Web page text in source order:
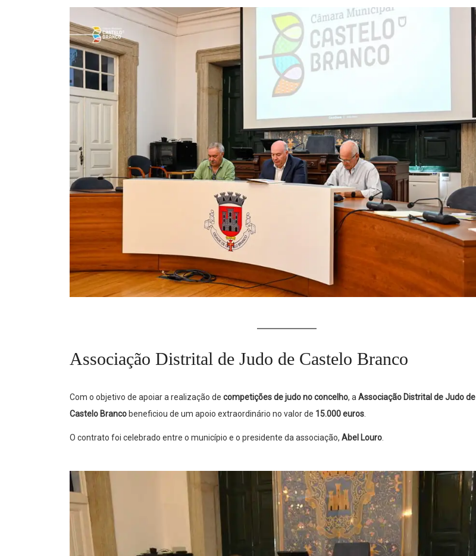
Associação Distrital de Judo de Castelo Branco
Com o objetivo de apoiar a realização de competições de judo no concelho, a Associação Distrital de Judo de
Castelo Brancobeneficiou de um apoio extraordinário no valor de 15.000 euros
O contrato foi celebrado entre o município e o presidente da associação, Abel Louro